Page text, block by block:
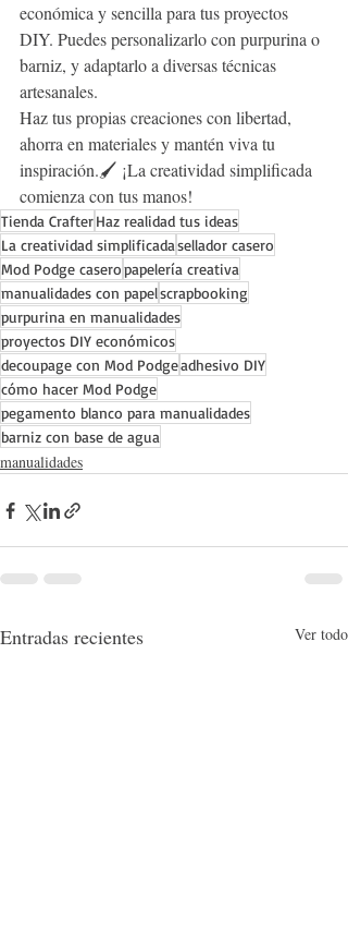
económica y sencilla para tus proyectos
DIY. Puedes personalizarlo con purpurina o
barniz, y adaptarlo a diversas técnicas
artesanales.
Haz tus propias creaciones con libertad,
ahorra en materiales y mantén viva tu
inspiración.🖌️ ¡La creatividad simplificada
comienza con tus manos!
Tienda CrafterHaz realidad tus ideas
La creatividad simplificadasellador casero
Mod Podge caseropapelería creativa
manualidades con papelscrapbooking
purpurina en manualidades
proyectos DIY económicos
decoupage con Mod Podgeadhesivo DIY
cómo hacer Mod Podge
pegamento blanco para manualidades
barniz con base de agua
manualidades
Entradas recientes Ver todo